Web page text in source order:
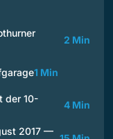
2 Min
1 Min
der 10-
4 Min
2017 —